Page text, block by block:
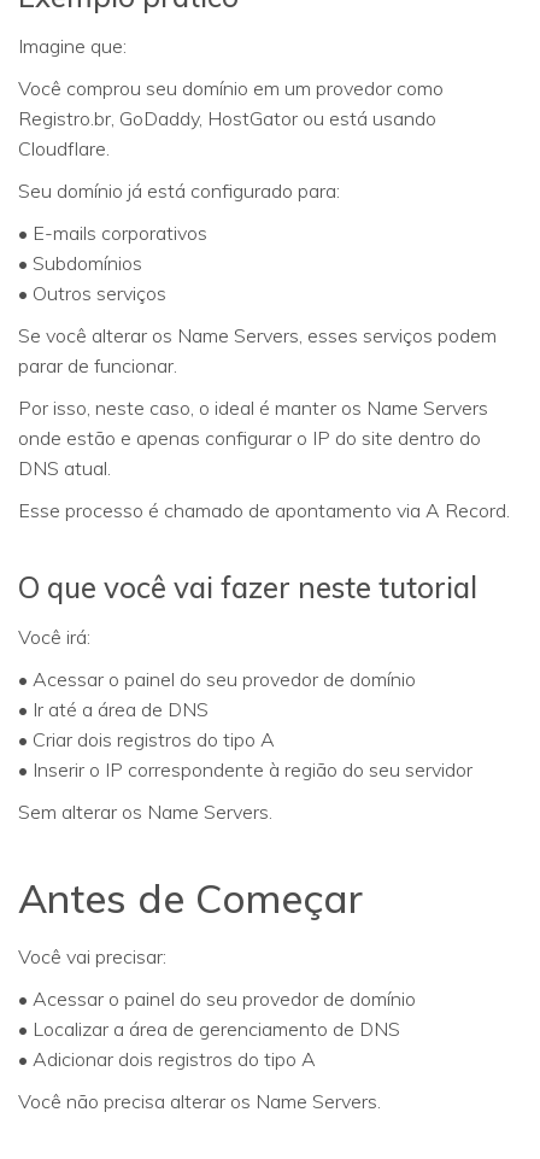
Imagine que:
Você comprou seu domínio em um provedor como
Registro.br, GoDaddy, HostGator ou está usando
Cloudflare.
Seu domínio já está configurado para:
• E-mails corporativos
• Subdomínios
• Outros serviços
Se você alterar os Name Servers, esses serviços podem
parar de funcionar.
Por isso, neste caso, o ideal é manter os Name Servers
onde estão e apenas configurar o IP do site dentro do
DNS atual.
Esse processo é chamado de apontamento via A Record.
O que você vai fazer neste tutorial
Você irá:
• Acessar o painel do seu provedor de domínio
• Ir até a área de DNS
• Criar dois registros do tipo A
• Inserir o IP correspondente à região do seu servidor
Sem alterar os Name Servers.
Antes de Começar
Você vai precisar:
• Acessar o painel do seu provedor de domínio
• Localizar a área de gerenciamento de DNS
• Adicionar dois registros do tipo A
Você não precisa alterar os Name Servers.